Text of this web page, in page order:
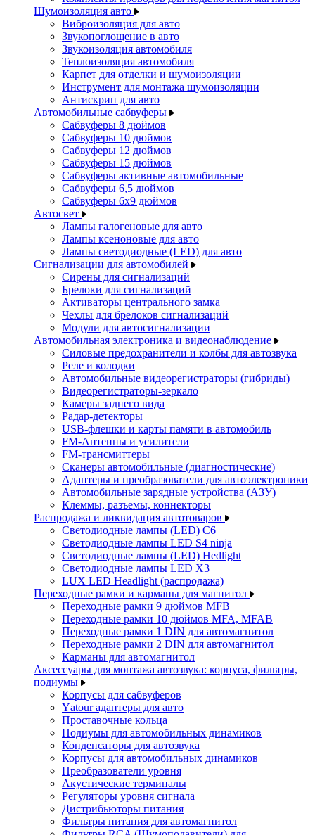
Шумоизоляция авто
Виброизоляция для авто
Звукопоглощение в авто
Звукоизоляция автомобиля
Теплоизоляция автомобиля
Карпет для отделки и шумоизоляции
Инструмент для монтажа шумоизоляции
Антискрип для авто
Автомобильные сабвуферы
Сабвуферы 8 дюймов
Сабвуферы 10 дюймов
Сабвуферы 12 дюймов
Сабвуферы 15 дюймов
Сабвуферы активные автомобильные
Сабвуферы 6,5 дюймов
Сабвуферы 6x9 дюймов
Автосвет
Лампы галогеновые для авто
Лампы ксеноновые для авто
Лампы светодиодные (LED) для авто
Сигнализации для автомобилей
Сирены для сигнализаций
Брелоки для сигнализаций
Активаторы центрального замка
Чехлы для брелоков сигнализаций
Модули для автосигнализации
Автомобильная электроника и видеонаблюдение
Силовые предохранители и колбы для автозвука
Реле и колодки
Автомобильные видеорегистраторы (гибриды)
Видеорегистраторы-зеркало
Камеры заднего вида
Радар-детекторы
USB-флешки и карты памяти в автомобиль
FM-Антенны и усилители
FM-трансмиттеры
Сканеры автомобильные (диагностические)
Адаптеры и преобразователи для автоэлектроники
Автомобильные зарядные устройства (АЗУ)
Клеммы, разъемы, коннекторы
Распродажа и ликвидация автотоваров
Светодиодные лампы (LED) C6
Светодиодные лампы LED S4 ninja
Светодиодные лампы (LED) Hedlight
Светодиодные лампы LED X3
LUX LED Headlight (распродажа)
Переходные рамки и карманы для магнитол
Переходные рамки 9 дюймов MFB
Переходные рамки 10 дюймов MFA, MFAB
Переходные рамки 1 DIN для автомагнитол
Переходные рамки 2 DIN для автомагнитол
Карманы для автомагнитол
Аксессуары для монтажа автозвука: корпуса, фильтры,
подиумы
Корпусы для сабвуферов
Yаtour адаптеры для авто
Проставочные кольца
Подиумы для автомобильных динамиков
Конденсаторы для автозвука
Корпусы для автомобильных динамиков
Преобразователи уровня
Акустические терминалы
Регуляторы уровня сигнала
Дистрибьюторы питания
Фильтры питания для автомагнитол